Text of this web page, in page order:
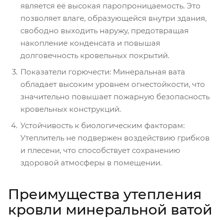
является её высокая паропроницаемость. Это
позволяет влаге, образующейся внутри здания,
свободно выходить наружу, предотвращая
накопление конденсата и повышая
долговечность кровельных покрытий.
Показатели горючести: Минеральная вата
обладает высоким уровнем огнестойкости, что
значительно повышает пожарную безопасность
кровельных конструкций.
Устойчивость к биологическим факторам:
Утеплитель не подвержен воздействию грибков
и плесени, что способствует сохранению
здоровой атмосферы в помещении.
Преимущества утепления
кровли минеральной ватой